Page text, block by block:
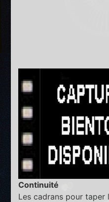
Continuité
Les cadrans pour taper